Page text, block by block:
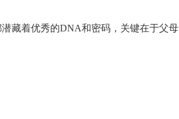
藏着优秀的DNA和密码，关键在于父母